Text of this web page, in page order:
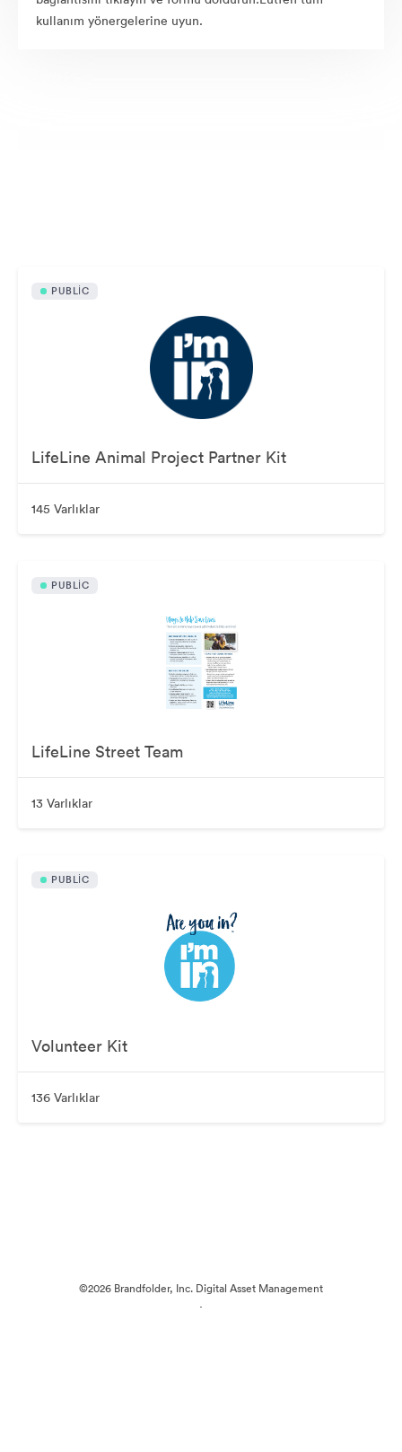
kullanım yönergelerine uyun.
PUBLIC
LifeLine Animal Project Partner Kit
145 Varlıklar
PUBLIC
LifeLine Street Team
13 Varlıklar
PUBLIC
Volunteer Kit
136 Varlıklar
©2026 Brandfolder, Inc. Digital Asset Management
·